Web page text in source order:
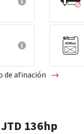
de afinación
136hp